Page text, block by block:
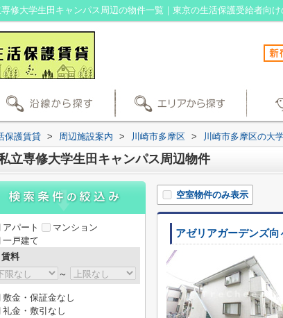
保護賃貸 > 周辺施設案内 > 川崎市多摩区 > 川崎市多摩区の大
立専修大学生田キャンパス周辺物件
空室物件のみ表示
アゼリアガーデンズ向
アパート
マンション
一戸建て
料
～
敷金・保証金なし
礼金・敷引なし